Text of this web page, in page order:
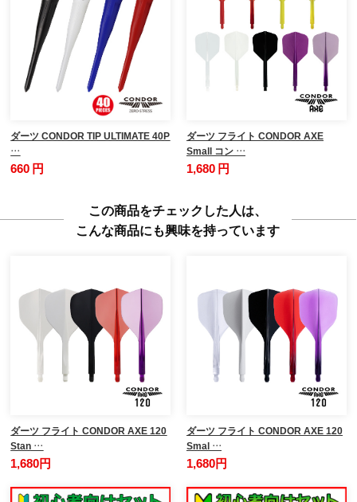
ダーツ CONDOR TIP ULTIMATE 40P
…
660 円
ダーツ フライト CONDOR AXE
Small コン …
1,680 円
この商品をチェックした人は、
こんな商品にも興味を持っています
ダーツ フライト CONDOR AXE 120
Stan …
1,680円
ダーツ フライト CONDOR AXE 120
Smal …
1,680円